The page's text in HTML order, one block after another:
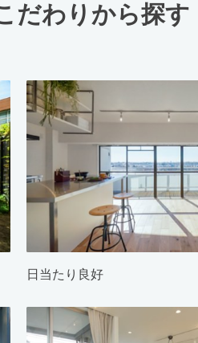
だわりから探す
日当たり良好